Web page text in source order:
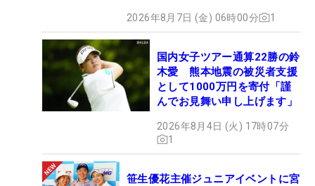
2026年8月7日 (金) 06時00分 1
国内女子ツアー通算22勝の鈴
木愛 熊本地震の被災者支援
として1000万円を寄付「謹
んでお見舞い申し上げます」
2026年8月4日 (火) 17時07分
1
笹生優花主催ジュニアイベントに宮